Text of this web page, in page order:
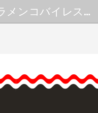
フラメンコバイレスカ－ト Alajar. Davedans